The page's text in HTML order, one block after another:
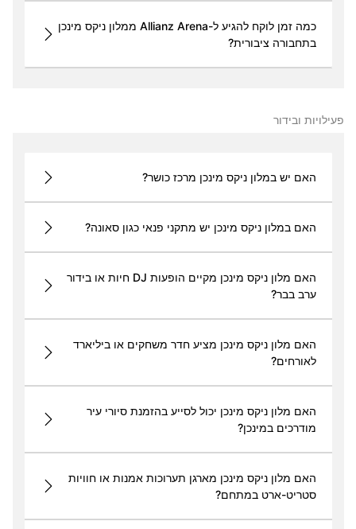
כמה זמן לוקח להגיע ל-Allianz Arena ממלון ניקס מינכן
בתחבורה ציבורית?
פעילויות ובידור
האם יש במלון ניקס מינכן מרכז כושר?
האם במלון ניקס מינכן יש מתקני פנאי כגון סאונה?
האם מלון ניקס מינכן מקיים הופעות DJ חיות או בידור
ערב בבר?
האם מלון ניקס מינכן מציע חדר משחקים או ביליארד
לאורחים?
האם מלון ניקס מינכן יכול לסייע בהזמנת סיורי עיר
מודרכים במינכן?
האם מלון ניקס מינכן מארגן תערוכות אמנות או חוויות
סטריט-ארט במתחם?